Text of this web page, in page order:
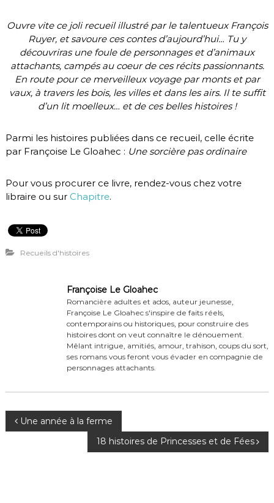
Ouvre vite ce joli recueil illustré par le talentueux François
Ruyer, et savoure ces contes d’aujourd’hui… Tu y
découvriras une foule de personnages et d’animaux
attachants, campés au coeur de ces récits passionnants.
En route pour ce merveilleux voyage par monts et par
vaux, à travers les bois, les villes et dans les airs. Il te suffit
d’un lit moelleux… et de ces belles histoires !
Parmi les histoires publiées dans ce recueil, celle écrite
par Françoise Le Gloahec : Une sorcière pas ordinaire
Pour vous procurer ce livre, rendez-vous chez votre
libraire ou sur Chapitre.
Recueils d'histoires
Françoise Le Gloahec
Romancière adultes et ados, auteur jeunesse,
Françoise Le Gloahec s'inspire de faits réels,
contemporains ou historiques, pour construire des
histoires dont on veut connaître le dénouement.
Mêlant intrigue, amitiés, amour, trahison, coups du sort,
ses romans vous feront vous évader en compagnie de
personnages attachants.
N Une année à la ferme
18 histoires de Princesses et de Fées